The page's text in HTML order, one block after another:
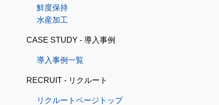
鮮度保持
水産加工
CASE STUDY - 導入事例
導入事例一覧
RECRUIT - リクルート
リクルートページトップ